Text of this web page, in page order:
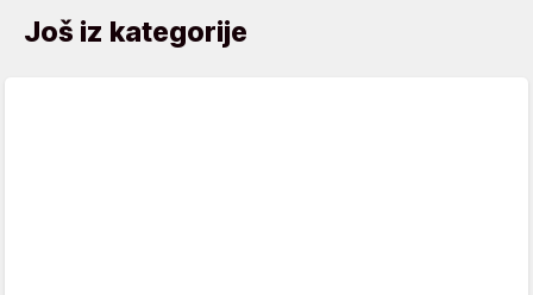
Još iz kategorije